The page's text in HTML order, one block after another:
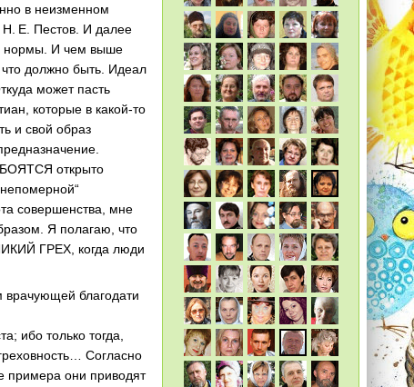
в неизменном
Н. Е. Пестов. И далее
нормы. И чем выше
должно быть. Идеал
может пасть
которые в какой-то
и свой образ
БОЯТСЯ открыто
совершенства, мне
Я полагаю, что
ГРЕХ, когда люди
благодати
ибо только тогда,
Согласно
примера они приводят